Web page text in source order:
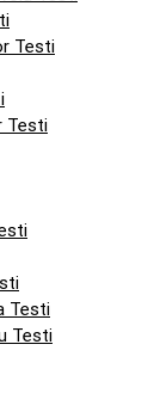
Testi
Testi
Testi
Testi